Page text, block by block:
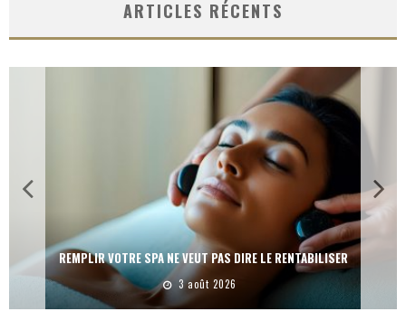
ARTICLES RÉCENTS
REMPLIR VOTRE SPA NE VEUT PAS DIRE LE RENTABILISER
3 août 2026